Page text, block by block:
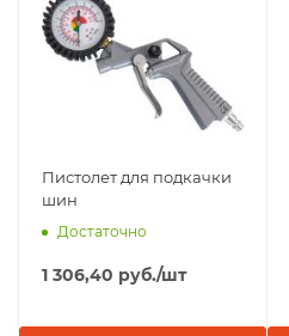
Пистолет для подкачки
шин
Достаточно
1 306,40 руб./шт